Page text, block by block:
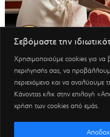
Σεβόμαστε την
Χρησιμοποιούμε cookies για να
περιήγησής σας, να
περιεχόμενο και να αναλύουμε
Κάνοντας κλικ στην επιλογή
χρήση των cookies από εμάς.